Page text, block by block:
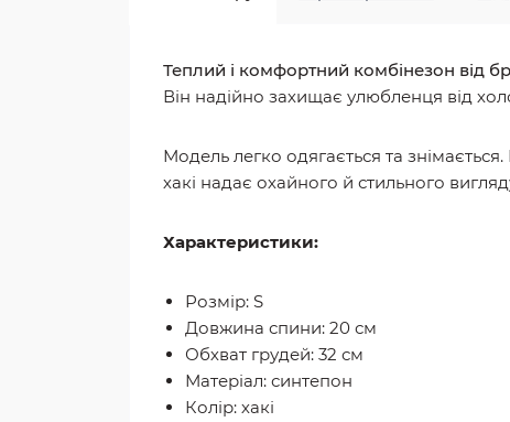
Теплий і комфортний комбінезон від
Він надійно захищає улюбленця від
Модель легко одягається та
хакі надає охайного й стильного
Характеристики:
Розмір: S
Довжина спини: 20 см
Обхват грудей: 32 см
Матеріал: синтепон
Колір: хакі